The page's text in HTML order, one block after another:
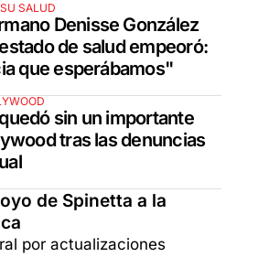
SALUD
Denisse González
de salud empeoró:
que esperábamos"
sin un importante
tras las denuncias
de Spinetta a la
por actualizaciones